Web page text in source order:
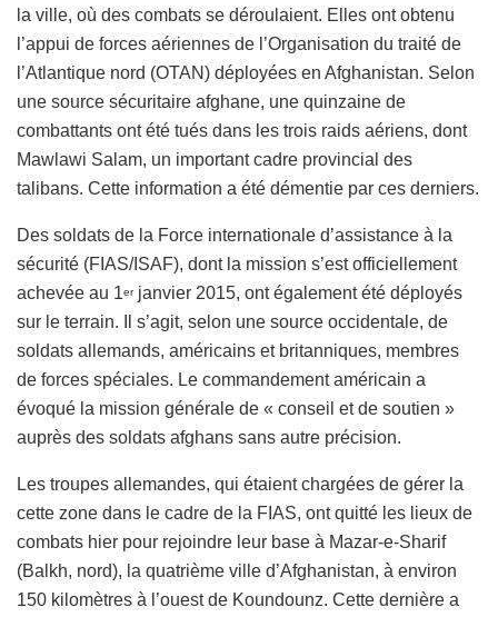
la ville, où des combats se déroulaient. Elles ont obtenu
l’appui de forces aériennes de l’Organisation du traité de
l’Atlantique nord (OTAN) déployées en Afghanistan. Selon
une source sécuritaire afghane, une quinzaine de
combattants ont été tués dans les trois raids aériens, dont
Mawlawi Salam, un important cadre provincial des
talibans. Cette information a été démentie par ces derniers.
Des soldats de la Force internationale d’assistance à la
sécurité (FIAS/ISAF), dont la mission s’est officiellement
achevée au 1erjanvier 2015, ont également été déployés
sur le terrain. Il s’agit, selon une source occidentale, de
soldats allemands, américains et britanniques, membres
de forces spéciales. Le commandement américain a
évoqué la mission générale de « conseil et de soutien »
auprès des soldats afghans sans autre précision.
Les troupes allemandes, qui étaient chargées de gérer la
cette zone dans le cadre de la FIAS, ont quitté les lieux de
combats hier pour rejoindre leur base à Mazar-e-Sharif
(Balkh, nord), la quatrième ville d’Afghanistan, à environ
150 kilomètres à l’ouest de Koundounz. Cette dernière a